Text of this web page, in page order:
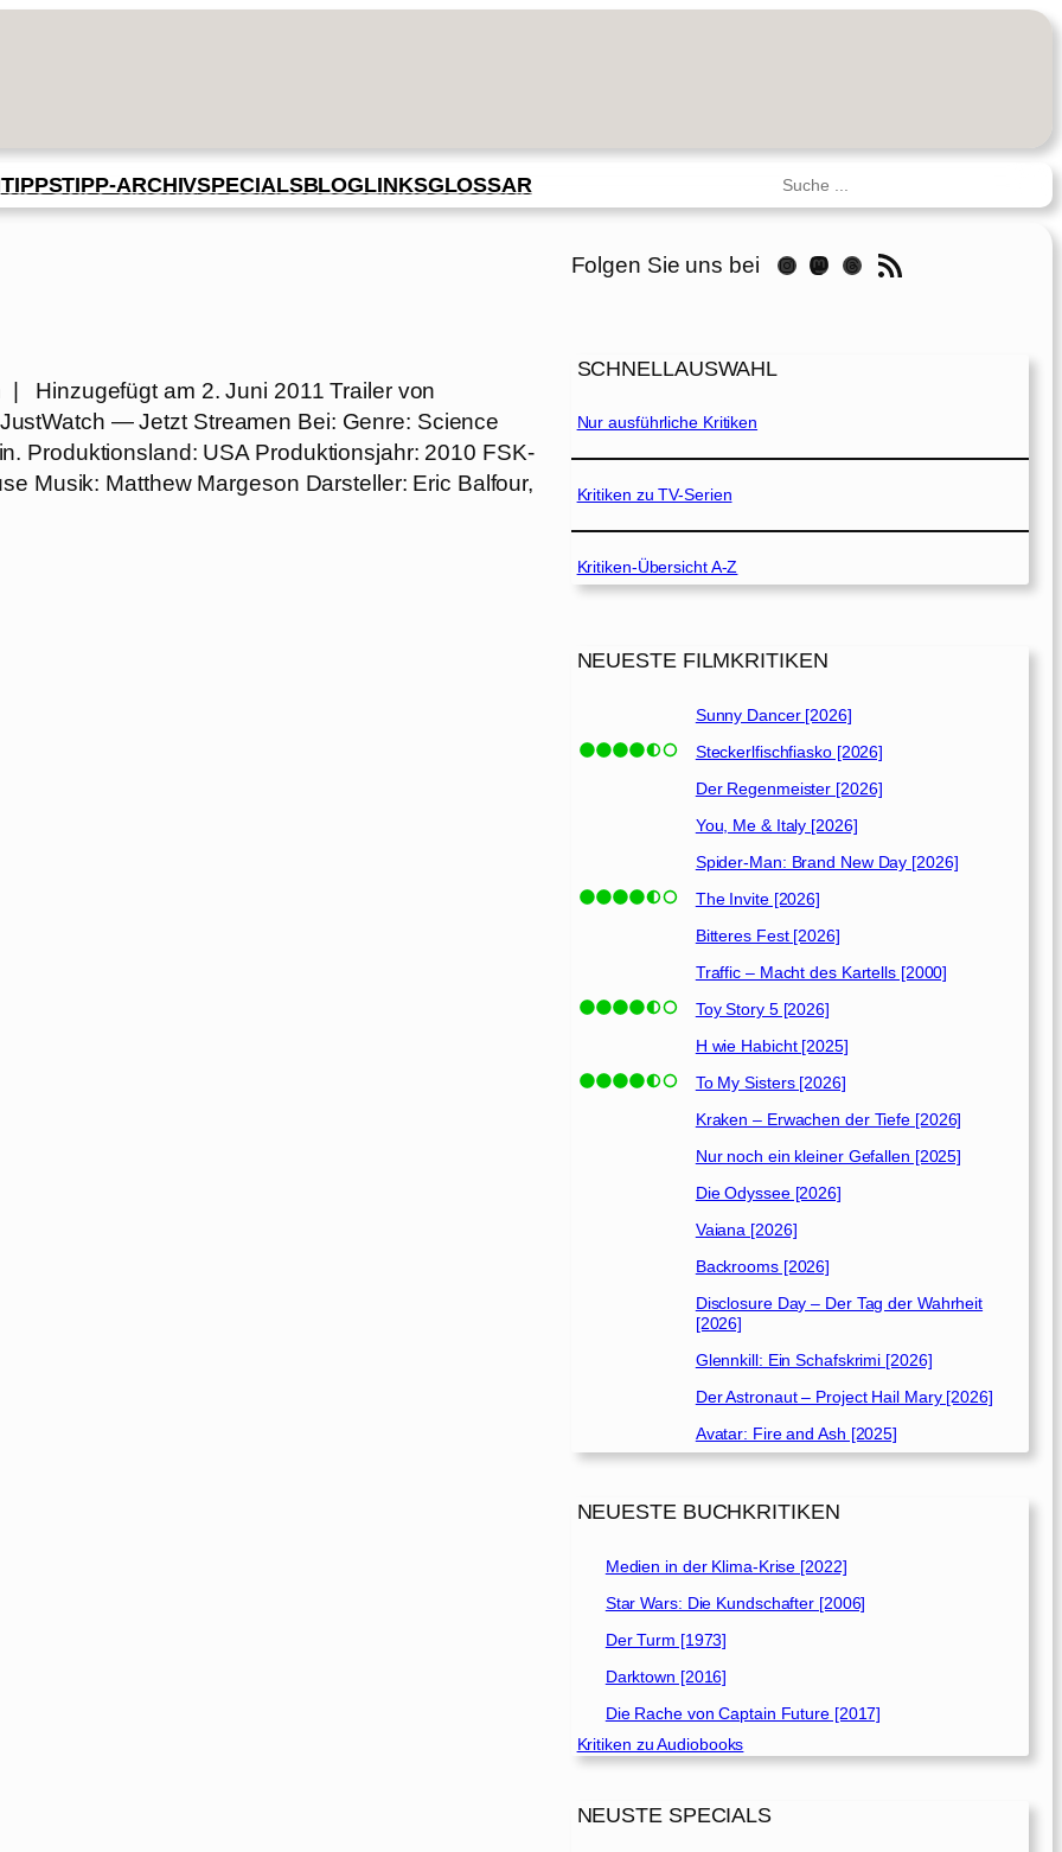
TIPPSTIPP-ARCHIVSPECIALSBLOGLINKSGLOSSAR Suchen
Hinzugefügt am 2. Juni 2011 Trailer von
— Jetzt Streamen Bei: Genre: Science
Produktionsland: USA Produktionsjahr: 2010 FSK-
Musik: Matthew Margeson Darsteller: Eric Balfour,
Folgen Sie uns bei Instagram Mastodon Threads RSS-Feed
SCHNELLAUSWAHL
Nur ausführliche Kritiken
Kritiken zu TV-Serien
Kritiken-Übersicht A-Z
NEUESTE FILMKRITIKEN
Sunny Dancer [2026]
Steckerlfischfiasko [2026]
Der Regenmeister [2026]
You, Me & Italy [2026]
Spider-Man: Brand New Day [2026]
The Invite [2026]
Bitteres Fest [2026]
Traffic – Macht des Kartells [2000]
Toy Story 5 [2026]
H wie Habicht [2025]
To My Sisters [2026]
Kraken – Erwachen der Tiefe [2026]
Nur noch ein kleiner Gefallen [2025]
Die Odyssee [2026]
Vaiana [2026]
Backrooms [2026]
Disclosure Day – Der Tag der Wahrheit
[2026]
Glennkill: Ein Schafskrimi [2026]
Der Astronaut – Project Hail Mary [2026]
Avatar: Fire and Ash [2025]
NEUESTE BUCHKRITIKEN
Medien in der Klima-Krise [2022]
Star Wars: Die Kundschafter [2006]
Der Turm [1973]
Darktown [2016]
Die Rache von Captain Future [2017]
Kritiken zu Audiobooks
NEUSTE SPECIALS